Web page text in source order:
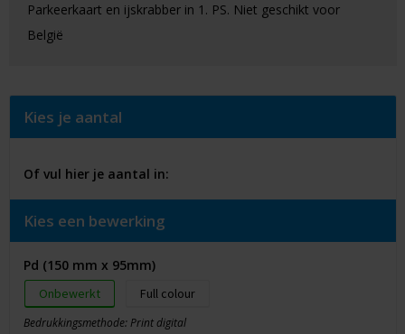
Parkeerkaart en ijskrabber in 1. PS. Niet geschikt voor
België
Kies je aantal
Of vul hier je aantal in:
Kies een bewerking
Pd (150 mm x 95mm)
Onbewerkt Full colour
Bedrukkingsmethode: Print digital